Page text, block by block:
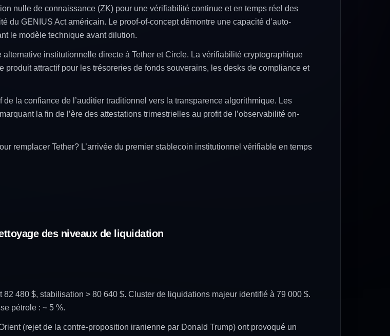
nulle de connaissance (ZK) pour une vérifiabilité continue et en temps réel des
du GENIUS Act américain. Le proof-of-concept démontre une capacité d’auto-
le modèle technique avant dilution.
alternative institutionnelle directe à Tether et Circle. La vérifiabilité cryptographique
attractif pour les trésoreries de fonds souverains, les desks de compliance et
de la confiance de l’auditier traditionnel vers la transparence algorithmique. Les
la fin de l’ère des attestations trimestrielles au profit de l’observabilité on-
remplacer Tether? L’arrivée du premier stablecoin institutionnel vérifiable en temps
des niveaux de liquidation
82 480 $, stabilisation > 80 640 $. Cluster de liquidations majeur identifié à 79 000 $.
pétrole : ~ 5 %.
(rejet de la contre-proposition iranienne par Donald Trump) ont provoqué un